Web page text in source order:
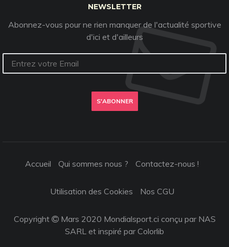
NEWSLETTER
Abonnez-vous pour ne rien manquer de l'actualité sportive
d'ici et d'ailleurs
S'ABONNER
Accueil Qui sommes nous ? Contactez-nous !
Utilisation des Cookies Nos CGU
Copyright
Mars 2020 Mondialsport.ci conçu par NAS
SARL et inspiré parColorlib